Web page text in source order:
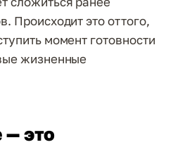
Происходит это оттого,
момент готовности
жизненные
— это